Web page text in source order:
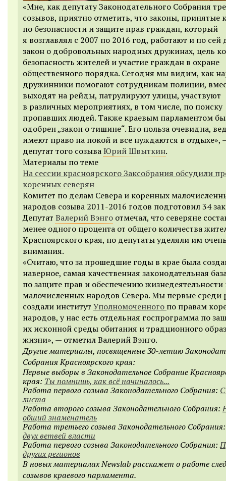
«Мне, как депутату Законодательного Собрания
созывов, приятно отметить, что законы, принятые
по безопасности и защите прав граждан, который
я возглавлял с 2007 по 2016 год, работают и по сей
закон о добровольных народных дружинах, цель
безопасность жителей и участие граждан в охране
общественного порядка. Сегодня мы видим, как
дружинники помогают сотрудникам полиции,
выходят на рейды, патрулируют улицы, участвуют
в различных мероприятиях, в том числе, по поиску
пропавших людей. Также краевым парламентом
одобрен „закон о тишине“. Его польза очевидна,
имеют право на покой и все нуждаются в отдыхе»,
депутат того созываЮрий Швыткин.
Материалы по теме
На сессии красноярского Заксобрания обсудили
коренных северян
Комитет по делам Севера и коренных
народов созыва 2011-2016 годов подготовил 34
Депутат Валерий Вэнго отмечал, что северяне
менее одного процента от общего количества
Красноярского края, но депутаты уделяли им
внимания.
«Считаю, что за прошедшие годы в крае была
наверное, самая качественная законодательная
по защите прав и обеспечению
малочисленных народов Севера. Мы первые среди
создали институт Уполномоченного по правам
народов, у нас есть отдельная госпрограмма по
их исконной среды обитания и традционного
жизни», — отметил Валерий Вэнго.
Другие материалы, посвященные 30-летию
Собрания Красноярского края:
Первые выборы в Законодательное Собрание
края: Ты помнишь, как всё начиналось...
Работа первого созыва Законодательного Собрания:
листа
Работа второго созыва Законодательного Собрания:
общий знаменатель
Работа третьего созыва Законодательного
двух ветвей власти
Работа первого созыва Законодательного Собрания:
других регионов
В новых материалах Newslab расскажет о работе
созывов краевого парламента.